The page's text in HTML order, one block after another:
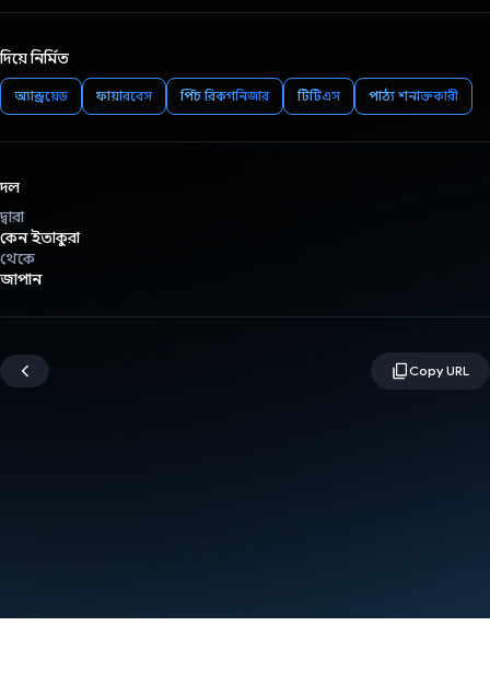
দিয়ে নির্মিত
অ্যান্ড্রয়েড ফায়ারবেস স্পিচ রিকগনিজার টিটিএস পাঠ্য শনাক্তকারী
দল
দ্বারা
কেন ইতাকুরা
থেকে
জাপান